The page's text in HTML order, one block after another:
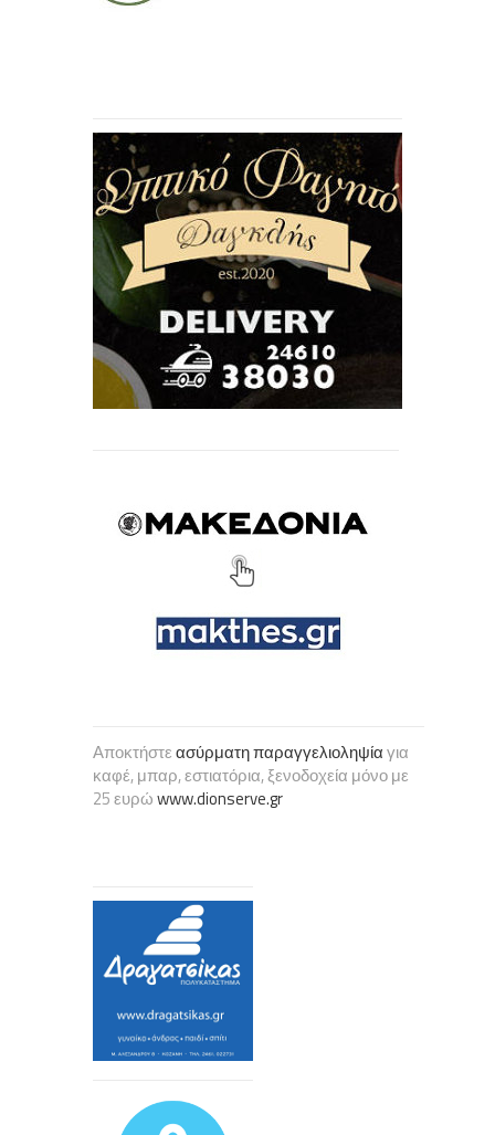
Αποκτήστεασύρματη παραγγελιοληψίαγια
καφέ, μπαρ, εστιατόρια, ξενοδοχεία μόνο με
25 ευρώwww.dionserve.gr